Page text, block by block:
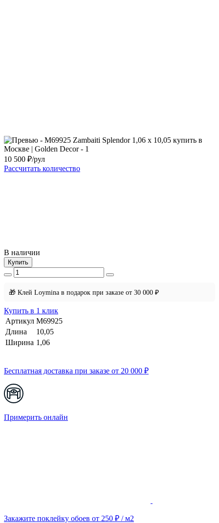
10 500 ₽/рул
Рассчитать количество
В наличии
Купить
🎁 Клей Loymina в подарок при заказе от 30 000 ₽
Купить в 1 клик
Артикул M69925
Длина
10,05
Ширина 1,06
Бесплатная доставка при заказе от 20 000 ₽
Примерить онлайн
Закажите поклейку обоев от 250 ₽ / м2